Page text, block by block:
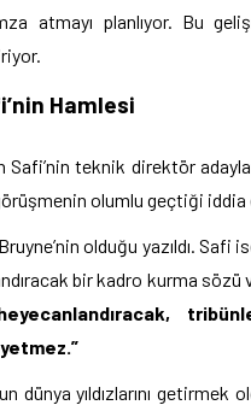
atmayı planlıyor. Bu
Hamlesi
teknik direktör
olumlu geçtiği iddia
olduğu yazıldı. Safi
bir kadro kurma sözü
dünya yıldızlarını getirmek